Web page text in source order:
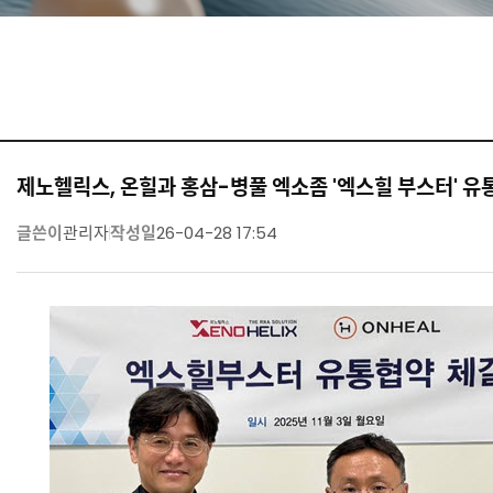
제노헬릭스, 온힐과 홍삼-병풀 엑소좀 '엑스힐 부스터' 유
글쓴이관리자작성일26-04-28 17:54